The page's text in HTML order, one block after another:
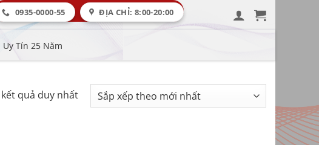
0935-0000-55 ĐỊA CHỈ: 8:00-20:00
Tín 25 Năm
quả duy nhất